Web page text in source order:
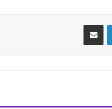
لينكدإن مشاركة عبر البريد